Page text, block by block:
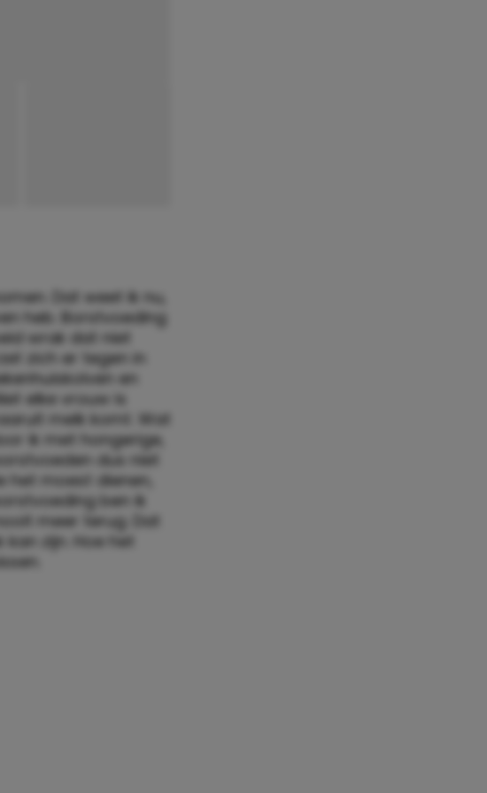
Dat weet ik nu,
heb. Borstvoeding
wrak dat niet
zich er tegen in
en
elke vrouw is
melk komt. Wat
ik met hongerige,
dus niet
het moest dienen,
ben ik
meer terug. Dat
zijn. Hoe het